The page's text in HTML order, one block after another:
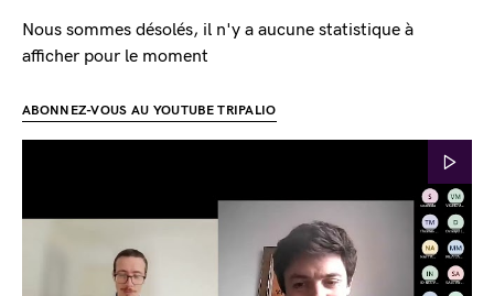
Nous sommes désolés, il n'y a aucune statistique à
afficher pour le moment
ABONNEZ-VOUS AU YOUTUBE TRIPALIO